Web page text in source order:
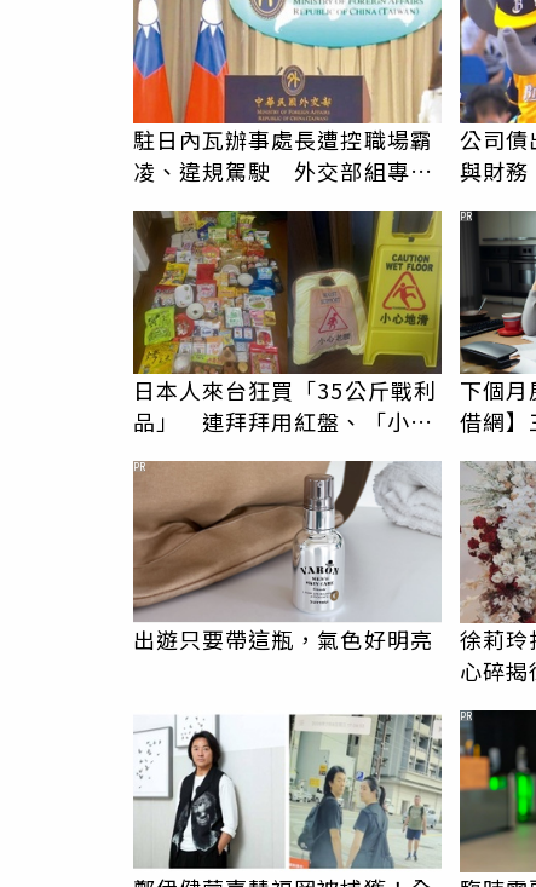
駐日內瓦辦事處長遭控職場霸
凌、違規駕駛 外交部組專案
小組調查
公司債
與財
擬團體
日本人來台狂買「35公斤戰利
品」 連拜拜用紅盤、「小心
下個
借網】
PR
出遊只要帶這瓶，氣色好明亮
PR
徐莉玲
心碎揭
PR